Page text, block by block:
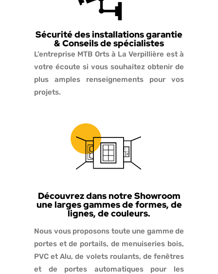
Sécurité des installations garantie
& Conseils de spécialistes
L’entreprise MTB Orts à La Verpillière est à
votre écoute si vous souhaitez obtenir de
plus amples renseignements pour vos
projets.
Découvrez dans notre Showroom
une larges gammes de formes, de
lignes, de couleurs.
Nous vous proposons toute une gamme de
portes et de portails, de menuiseries bois,
PVC et Alu, de volets roulants, de fenêtres
et de portes automatiques pour les